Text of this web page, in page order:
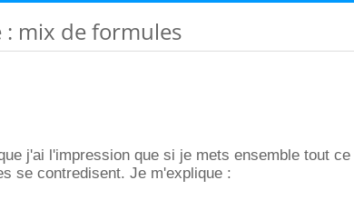
: mix de formules
j'ai l'impression que si je mets ensemble tout ce
se contredisent. Je m'explique :